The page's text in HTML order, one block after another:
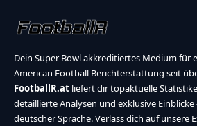
Dein Super Bowl akkreditiertes Medium für
American Football Berichterstattung seit
FootballR.at liefert dir topaktuelle
detaillierte Analysen und exklusive
deutscher Sprache. Verlass dich auf unsere